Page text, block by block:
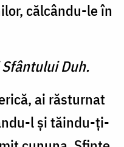
călcându-le în
Duh.
ai răsturnat
l şi tăindu-ţi-